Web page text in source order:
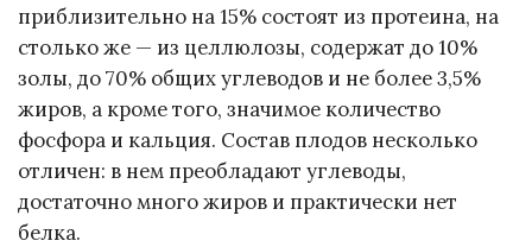
приблизительно на 15% состоят из протеина, на
столько же — из целлюлозы, содержат до 10%
золы, до 70% общих углеводов и не более 3,5%
жиров, а кроме того, значимое количество
фосфора и кальция. Состав плодов несколько
отличен: в нем преобладают углеводы,
достаточно много жиров и практически нет
белка.